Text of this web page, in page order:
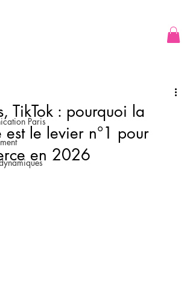
Paris
TikTok : pourquoi la
le levier n°1 pour
en 2026